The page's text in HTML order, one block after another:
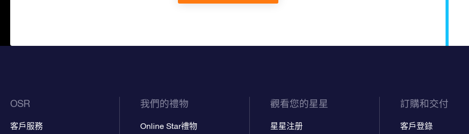
OSR
客戶服務
我們的禮物
Online Star禮物
觀看您的星星
星星注册
訂購和交付
客戶登錄